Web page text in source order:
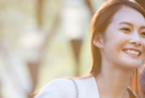
Layanan
Kisah Cinta
Di Media